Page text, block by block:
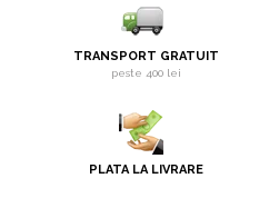
TRANSPORT GRATUIT
peste 400 lei
PLATA LA LIVRARE